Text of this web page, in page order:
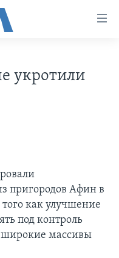
укротили
пригородов Афин в
как улучшение
под контроль
массивы